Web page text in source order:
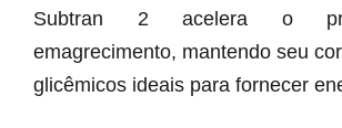
Subtran 2 acelera o
emagrecimento, mantendo seu
glicêmicos ideais para fornecer